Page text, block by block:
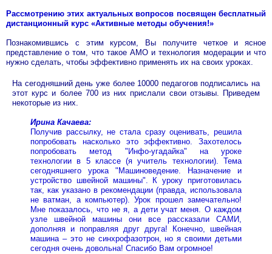
Рассмотрению этих актуальных вопросов посвящен бесплатный
дистанционный курс «Активные методы обучения!»
Познакомившись с этим курсом, Вы получите четкое и ясное
представление о том, что такое АМО и технология модерации и что
нужно сделать, чтобы эффективно применять их на своих уроках.
На сегодняшний день уже более 10000 педагогов подписались на
этот курс и более 700 из них прислали свои отзывы. Приведем
некоторые из них.
Ирина Качаева:
Получив рассылку, не стала сразу оценивать, решила
попробовать насколько это эффективно. Захотелось
попробовать метод "Инфо-угадайка" на уроке
технологии в 5 классе (я учитель технологии). Тема
сегодняшнего урока "Машиноведение. Назначение и
устройство швейной машины". К уроку приготовилась
так, как указано в рекомендации (правда, использовала
не ватман, а компьютер). Урок прошел замечательно!
Мне показалось, что не я, а дети учат меня. О каждом
узле швейной машины они все рассказали САМИ,
дополняя и поправляя друг друга! Конечно, швейная
машина – это не синхрофазотрон, но я своими детьми
сегодня очень довольна! Спасибо Вам огромное!